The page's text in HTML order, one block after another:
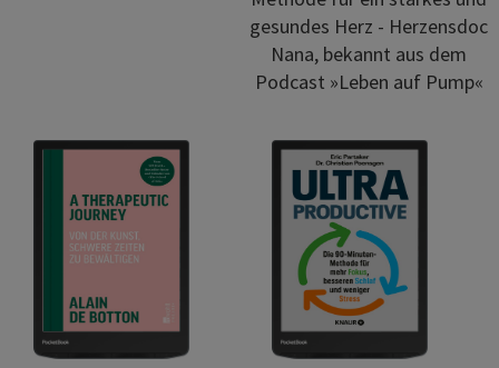
gesundes Herz - Herzensdoc
Nana, bekannt aus dem
Podcast »Leben auf Pump«